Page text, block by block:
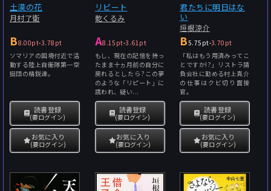
土漠の花
月村了衛
B8.00pt-3.78pt
ソマリアの国境付近で活
動する陸上自衛隊第一空
挺団の精鋭達。
読書登録
(要ログイン)
お気に入り
(要ログイン)
リピート
乾くるみ
A8.15pt-3.61pt
もし、現在の記憶を持っ
たまま十ヵ月前の自分に
戻れるとしたら?この夢
のような「リピート」に
誘われ、疑い...
読書登録
(要ログイン)
お気に入り
(要ログイン)
君たちに明日はな
い
垣根涼介
B5.75pt-3.70pt
「私はもう用済みってこ
とですか!?」リストラ請
負会社に勤める村上真介
の仕事はクビ切り面接
官。
読書登録
(要ログイン)
お気に入り
(要ログイン)